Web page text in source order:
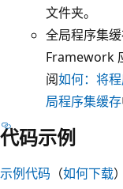
文件夹。
全局程序集
Framework
阅如何：将
局程序集缓存
代码示例
示例代码 （如何下载